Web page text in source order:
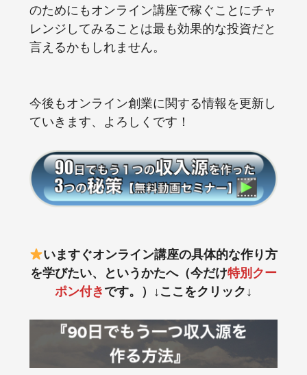
のためにもオンライン講座で稼ぐことにチャ
レンジしてみることは最も効果的な投資だと
言えるかもしれません。
今後もオンライン創業に関する情報を更新し
ていきます、よろしくです！
いますぐオンライン講座の具体的な作り方
を学びたい、というかたへ（今だけ特別クー
ポン付きです。）↓ここをクリック↓